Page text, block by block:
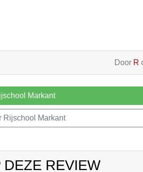
Door R
Markant
Rijschool Markant
REVIEW